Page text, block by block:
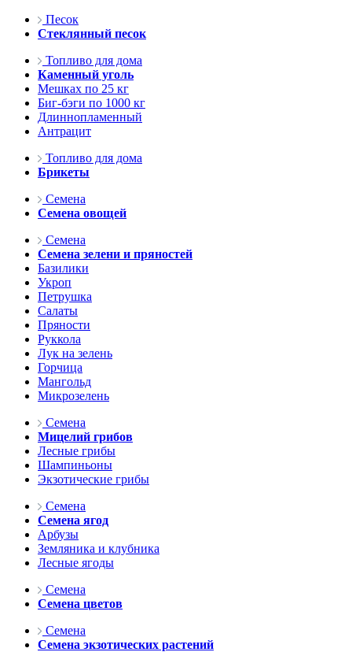
Песок
Стеклянный песок
Топливо для дома
Каменный уголь
Мешках по 25 кг
Биг-бэги по 1000 кг
Длиннопламенный
Антрацит
Топливо для дома
Брикеты
Семена
Семена овощей
Семена
Семена зелени и пряностей
Базилики
Укроп
Петрушка
Салаты
Пряности
Руккола
Лук на зелень
Горчица
Мангольд
Микрозелень
Семена
Мицелий грибов
Лесные грибы
Шампиньоны
Экзотические грибы
Семена
Семена ягод
Арбузы
Земляника и клубника
Лесные ягоды
Семена
Семена цветов
Семена
Семена экзотических растений